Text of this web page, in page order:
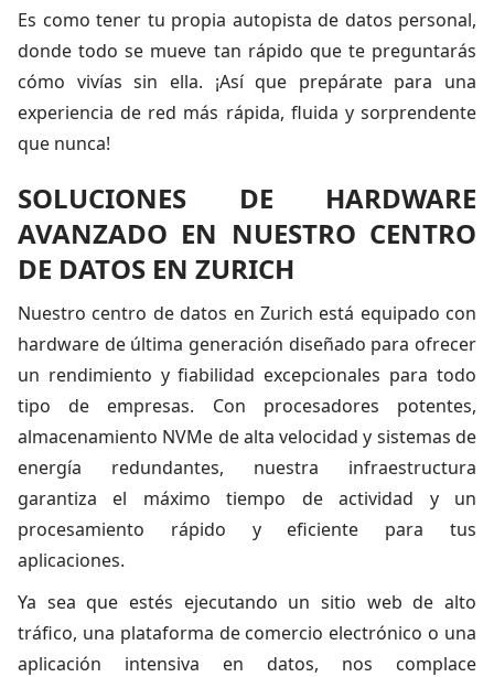
Es como tener tu propia autopista de datos personal,
donde todo se mueve tan rápido que te preguntarás
cómo vivías sin ella. ¡Así que prepárate para una
experiencia de red más rápida, fluida y sorprendente
que nunca!
SOLUCIONES DE HARDWARE
AVANZADO EN NUESTRO CENTRO
DE DATOS EN ZURICH
Nuestro centro de datos en Zurich está equipado con
hardware de última generación diseñado para ofrecer
un rendimiento y fiabilidad excepcionales para todo
tipo de empresas. Con procesadores potentes,
almacenamiento NVMe de alta velocidad y sistemas de
energía redundantes, nuestra infraestructura
garantiza el máximo tiempo de actividad y un
procesamiento rápido y eficiente para tus
aplicaciones.
Ya sea que estés ejecutando un sitio web de alto
tráfico, una plataforma de comercio electrónico o una
aplicación intensiva en datos, nos complace